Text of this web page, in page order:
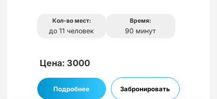
Кол-во мест:
до 11 человек
Время:
90 минут
Цена: 3000
Подробнее Забронировать